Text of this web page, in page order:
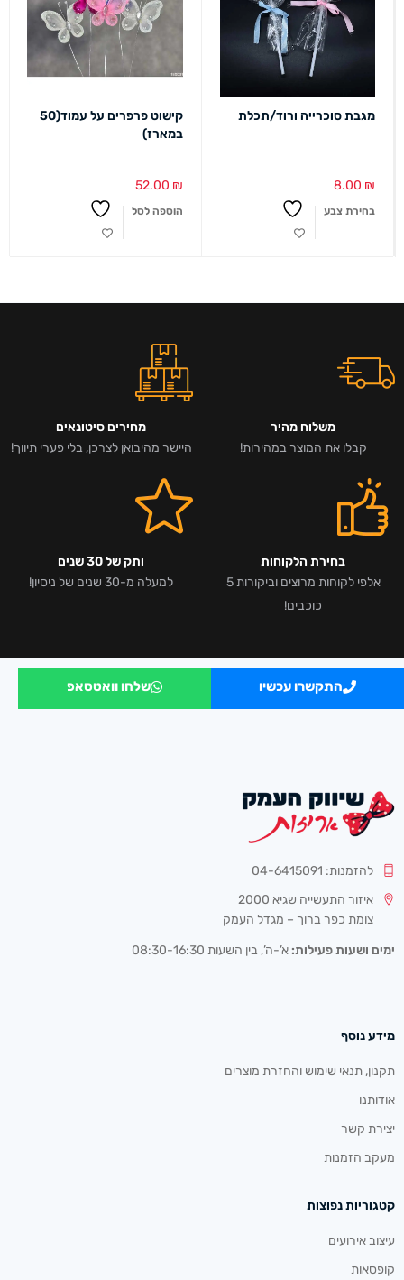
מגבת סוכרייה ורוד/תכלת
8.00 ₪
בחירת צבע
קישוט פרפרים על עמוד(50
במארז)
52.00 ₪
הוספה לסל
משלוח מהיר
קבלו את המוצר במהירות!
מחירים סיטונאים
היישר מהיבואן לצרכן, בלי פערי תיווך!
בחירת הלקוחות
אלפי לקוחות מרוצים וביקורות 5
כוכבים!
ותק של 30 שנים
למעלה מ-30 שנים של ניסיון!
התקשרו עכשיו שלחו וואטסאפ
להזמנות: 04-6415091
איזור התעשייה שגיא 2000
צומת כפר ברוך – מגדל העמק
ימים ושעות פעילות: א’-ה’, בין השעות 08:30-16:30
מידע נוסף
תקנון, תנאי שימוש והחזרת מוצרים
אודותנו
יצירת קשר
מעקב הזמנות
קטגוריות נפוצות
עיצוב אירועים
קופסאות